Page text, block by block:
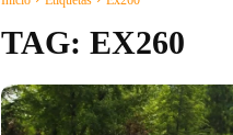
TAG: EX260